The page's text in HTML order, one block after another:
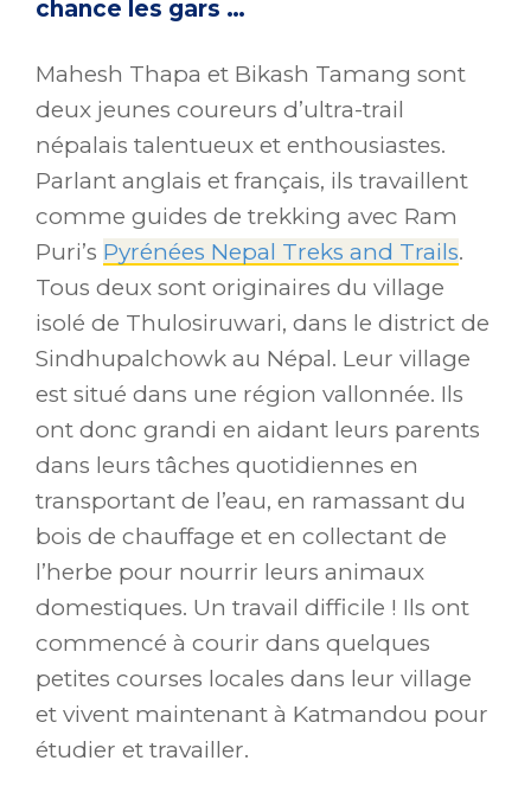
chance les gars …
Mahesh Thapa et Bikash Tamang sont
deux jeunes coureurs d’ultra-trail
népalais talentueux et enthousiastes.
Parlant anglais et français, ils travaillent
comme guides de trekking avec Ram
Puri’s Pyrénées Nepal Treks and Trails.
Tous deux sont originaires du village
isolé de Thulosiruwari, dans le district de
Sindhupalchowk au Népal. Leur village
est situé dans une région vallonnée. Ils
ont donc grandi en aidant leurs parents
dans leurs tâches quotidiennes en
transportant de l’eau, en ramassant du
bois de chauffage et en collectant de
l’herbe pour nourrir leurs animaux
domestiques. Un travail difficile ! Ils ont
commencé à courir dans quelques
petites courses locales dans leur village
et vivent maintenant à Katmandou pour
étudier et travailler.